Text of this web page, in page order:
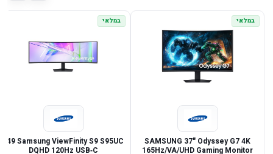
במלאי
SAMSUNG 37" Odyssey G7 4K
165Hz/VA/UHD Gaming Monitor
במלאי
DQHD 120Hz USB‑C